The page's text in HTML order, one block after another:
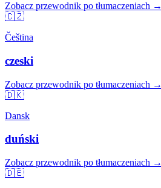
Zobacz przewodnik po tłumaczeniach →
🇨🇿
Čeština
czeski
Zobacz przewodnik po tłumaczeniach →
🇩🇰
Dansk
duński
Zobacz przewodnik po tłumaczeniach →
🇩🇪